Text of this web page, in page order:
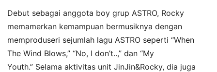
Debut sebagai anggota boy grup ASTRO, Rocky
memamerkan kemampuan bermusiknya dengan
memproduseri sejumlah lagu ASTRO seperti “When
The Wind Blows,” “No, I don’t..,” dan “My
Youth.” Selama aktivitas unit JinJin&Rocky, dia juga